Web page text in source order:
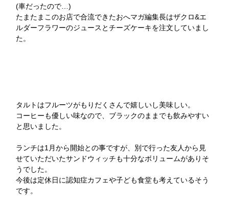
(車だったので…)
たまたまこのお店で合流できたおへマガ編集長はザクロ&エ
ルダーフラワーのジュースとチーズケーキを注文していまし
た。
タルトはフルーツがもりだくさんで嬉しいし美味しい。
コーヒーも優しい味なので、ブラックのままでも飲みやすい
と思いました。
ランチは1月から開始との事ですが、別で行った友人から見
せていただいたサンドウィッチも十分なボリュームがありそ
うでした。
今後は定休日に認知症カフェや子ども食堂も考えているそう
です。